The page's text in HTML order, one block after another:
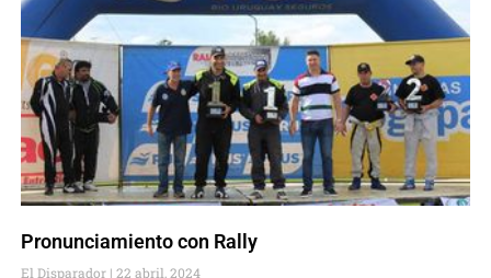
Pronunciamiento con Rally
El Disparador 22 abril, 2024